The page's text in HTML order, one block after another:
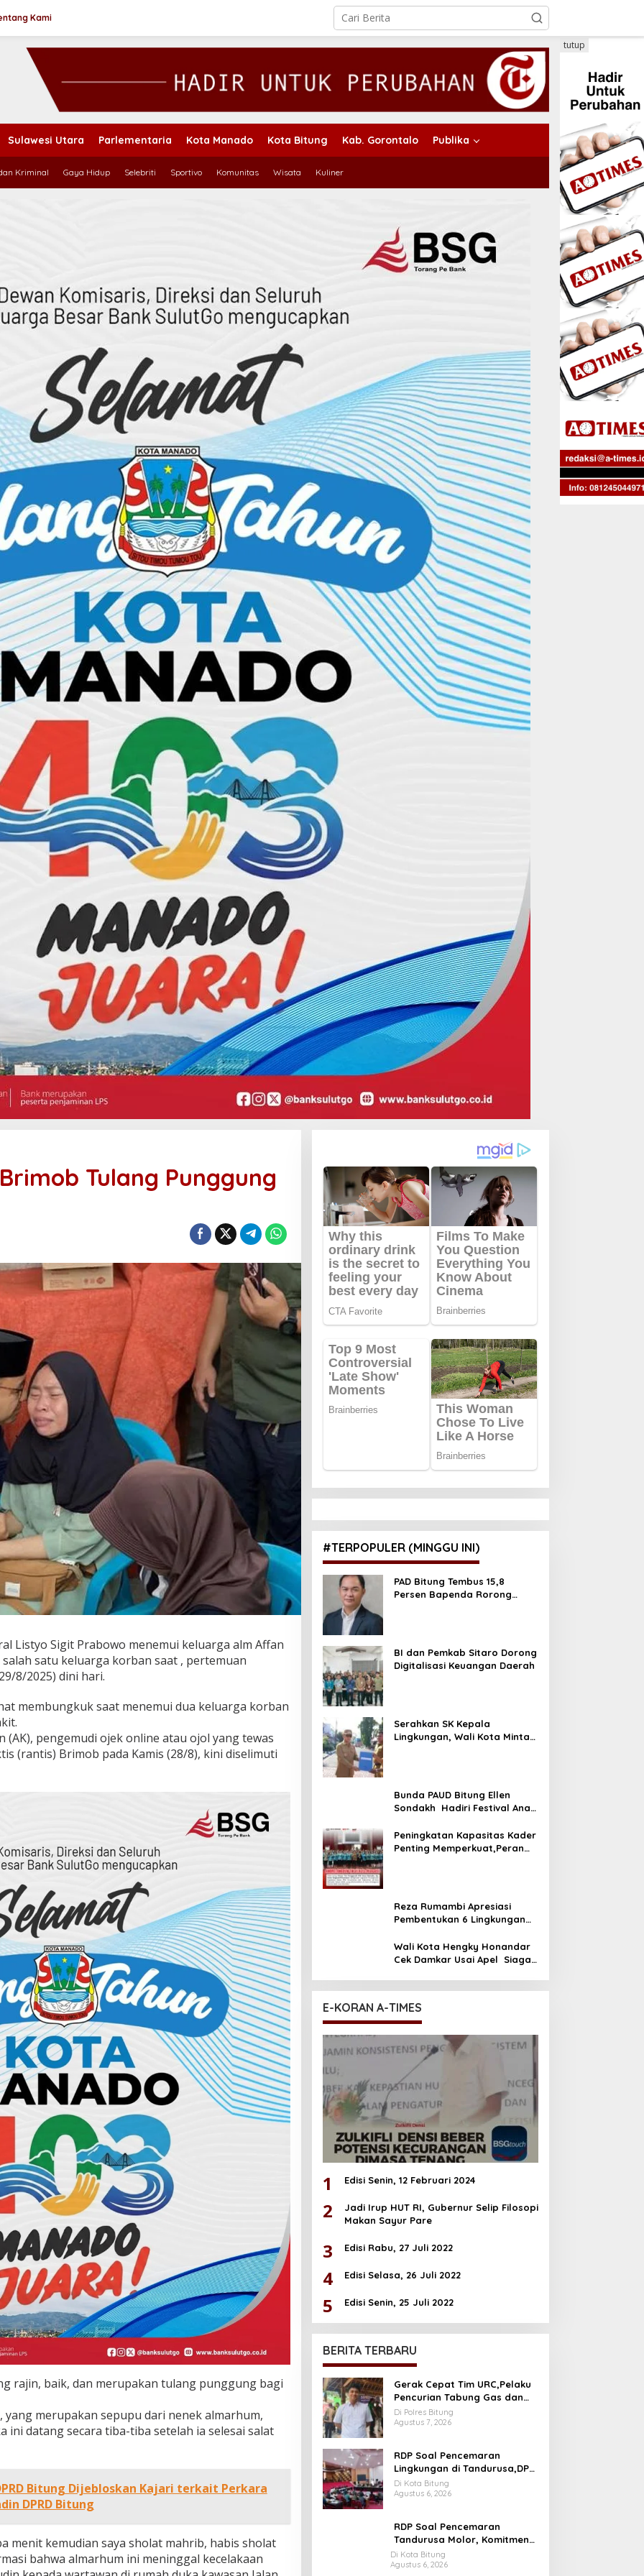
Kami
Sulawesi Utara Parlementaria Kota Manado Kota Bitung Kab. Gorontalo Publika
Kriminal Gaya Hidup Selebriti Sportivo Komunitas Wisata Kuliner
tutup
Tulang Punggung
Listyo Sigit Prabowo menemui keluarga alm Affan
satu keluarga korban saat , pertemuan
8/2025) dini hari.
membungkuk saat menemui dua keluarga korban
(AK), pengemudi ojek online atau ojol yang tewas
(rantis) Brimob pada Kamis (28/8), kini diselimuti
rajin, baik, dan merupakan tulang punggung bagi
yang merupakan sepupu dari nenek almarhum,
ini datang secara tiba-tiba setelah ia selesai salat
Bitung Dijebloskan Kajari terkait Perkara
DPRD Bitung
menit kemudian saya sholat mahrib, habis sholat
bahwa almarhum ini meninggal kecelakaan
#TERPOPULER (MINGGU INI)
PAD Bitung Tembus 15,8
Persen Bapenda Rorong
BI dan Pemkab Sitaro Dorong
Digitalisasi Keuangan Daerah
Serahkan SK Kepala
Lingkungan, Wali Kota Minta
Bunda PAUD Bitung Ellen
Sondakh Hadiri Festival Anak
Peningkatan Kapasitas Kader
Penting Memperkuat,Peran
Reza Rumambi Apresiasi
Pembentukan 6 Lingkungan
Wali Kota Hengky Honandar
Cek Damkar Usai Apel Siaga
E-KORAN A-TIMES
1 Edisi Senin, 12 Februari 2024
2
Jadi Irup HUT RI, Gubernur Selip Filosopi
Makan Sayur Pare
3 Edisi Rabu, 27 Juli 2022
4 Edisi Selasa, 26 Juli 2022
5 Edisi Senin, 25 Juli 2022
BERITA TERBARU
Gerak Cepat Tim URC,Pelaku
Pencurian Tabung Gas dan
Kursi Plastik Berhasil di Bekuk
Di Polres Bitung
Agustus 7, 2026
RDP Soal Pencemaran
Lingkungan di Tandurusa,DPR
Cek Lokasi
Di Kota Bitung
Agustus 6, 2026
RDP Soal Pencemaran
Tandurusa Molor, Komitmen
Wakil rakyat jadi Sorotan
Di Kota Bitung
Agustus 6, 2026